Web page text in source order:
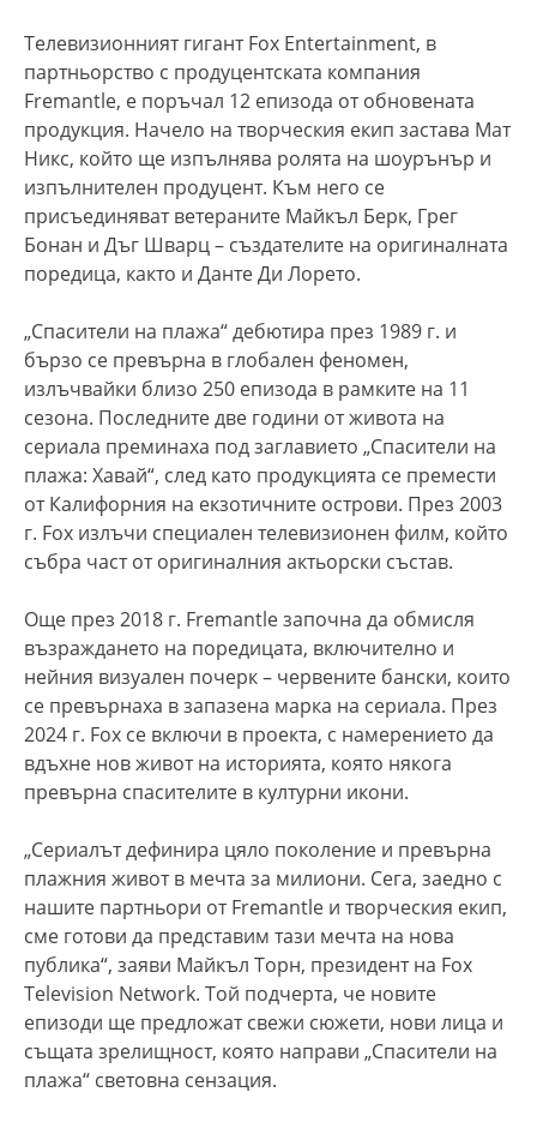
Телевизионният гигант Fox Entertainment, в
партньорство с продуцентската компания
Fremantle, е поръчал 12 епизода от обновената
продукция. Начело на творческия екип застава Мат
Никс, който ще изпълнява ролята на шоурънър и
изпълнителен продуцент. Към него се
присъединяват ветераните Майкъл Берк, Грег
Бонан и Дъг Шварц – създателите на оригиналната
поредица, както и Данте Ди Лорето.
„Спасители на плажа“ дебютира през 1989 г. и
бързо се превърна в глобален феномен,
излъчвайки близо 250 епизода в рамките на 11
сезона. Последните две години от живота на
сериала преминаха под заглавието „Спасители на
плажа: Хавай“, след като продукцията се премести
от Калифорния на екзотичните острови. През 2003
г. Fox излъчи специален телевизионен филм, който
събра част от оригиналния актьорски състав.
Още през 2018 г. Fremantle започна да обмисля
възраждането на поредицата, включително и
нейния визуален почерк – червените бански, които
се превърнаха в запазена марка на сериала. През
2024 г. Fox се включи в проекта, с намерението да
вдъхне нов живот на историята, която някога
превърна спасителите в културни икони.
„Сериалът дефинира цяло поколение и превърна
плажния живот в мечта за милиони. Сега, заедно с
нашите партньори от Fremantle и творческия екип,
сме готови да представим тази мечта на нова
публика“, заяви Майкъл Торн, президент на Fox
Television Network. Той подчерта, че новите
епизоди ще предложат свежи сюжети, нови лица и
същата зрелищност, която направи „Спасители на
плажа“ световна сензация.